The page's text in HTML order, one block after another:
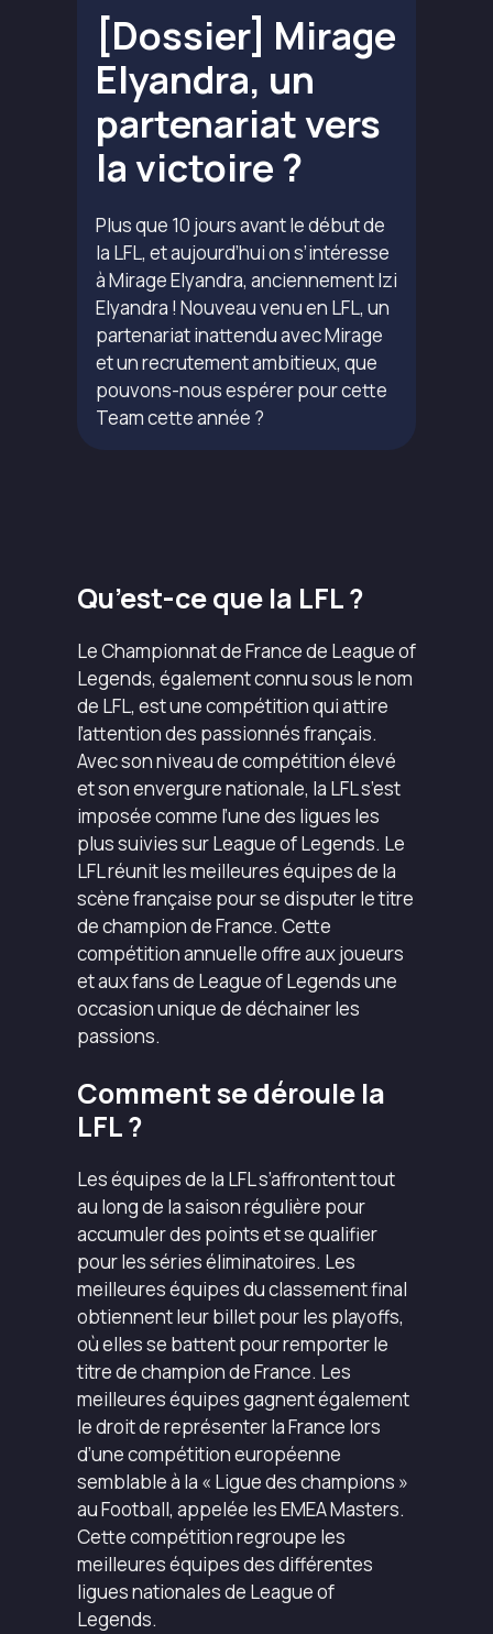
[Dossier] Mirage
Elyandra, un
partenariat vers
la victoire ?
Plus que 10 jours avant le début de
la LFL, et aujourd’hui on s’intéresse
à Mirage Elyandra, anciennement Izi
Elyandra ! Nouveau venu en LFL, un
partenariat inattendu avec Mirage
et un recrutement ambitieux, que
pouvons-nous espérer pour cette
Team cette année ?
Qu’est-ce que la LFL ?
Le Championnat de France de League of
Legends, également connu sous le nom
de LFL, est une compétition qui attire
l’attention des passionnés français.
Avec son niveau de compétition élevé
et son envergure nationale, la LFL s’est
imposée comme l’une des ligues les
plus suivies sur League of Legends. Le
LFL réunit les meilleures équipes de la
scène française pour se disputer le titre
de champion de France. Cette
compétition annuelle offre aux joueurs
et aux fans de League of Legends une
occasion unique de déchainer les
passions.
Comment se déroule la
LFL ?
Les équipes de la LFL s’affrontent tout
au long de la saison régulière pour
accumuler des points et se qualifier
pour les séries éliminatoires. Les
meilleures équipes du classement final
obtiennent leur billet pour les playoffs,
où elles se battent pour remporter le
titre de champion de France. Les
meilleures équipes gagnent également
le droit de représenter la France lors
d’une compétition européenne
semblable à la « Ligue des champions »
au Football, appelée les EMEA Masters.
Cette compétition regroupe les
meilleures équipes des différentes
ligues nationales de League of
Legends.